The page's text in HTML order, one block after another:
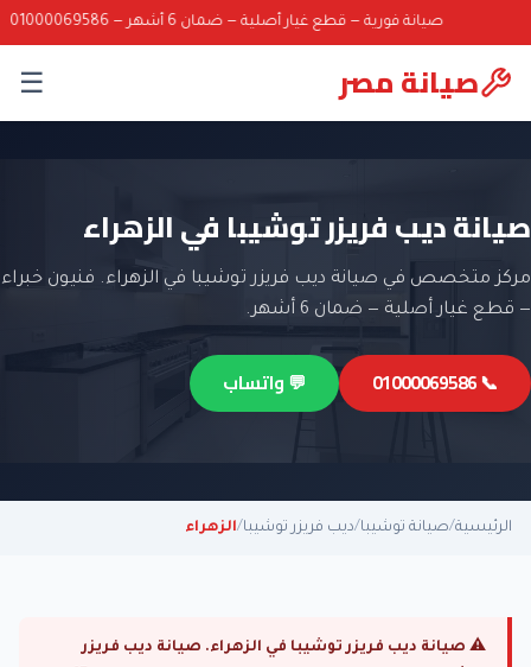
صيانة فورية — قطع غيار أصلية — ضمان 6 أشهر — 01000069586
صيانة مصر ☰
صيانة ديب فريزر توشيبا في الزهراء
مركز متخصص في صيانة ديب فريزر توشيبا في الزهراء. فنيون خبراء
— قطع غيار أصلية — ضمان 6 أشهر.
📞 01000069586 💬 واتساب
الرئيسية/صيانة توشيبا/ديب فريزر توشيبا/الزهراء
⚠ صيانة ديب فريزر توشيبا في الزهراء. صيانة ديب فريزر